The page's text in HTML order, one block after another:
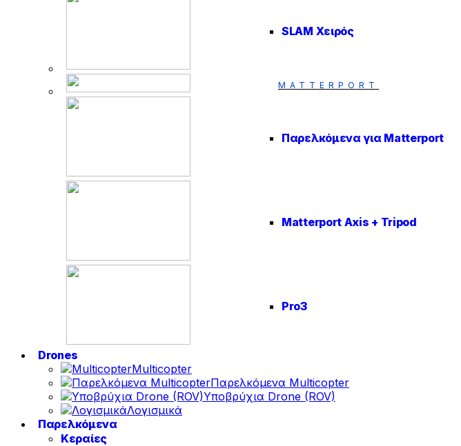
SLAM Χειρός
MATTERPORT
Παρελκόμενα για Matterport
Matterport Axis + Tripod
Pro3
Drones
Multicopter
Παρελκόμενα Multicopter
Υποβρύχια Drone (ROV)
Λογισμικά
Παρελκόμενα
Κεραίες